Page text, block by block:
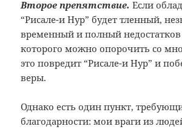
Второе препятствие. Если
“Рисале-и Нур” будет тленный,
временный и полный недостатков
которого можно опорочить со
это повредит “Рисале-и Нур” и
веры.
Однако есть один пункт,
благодарности: мои враги из